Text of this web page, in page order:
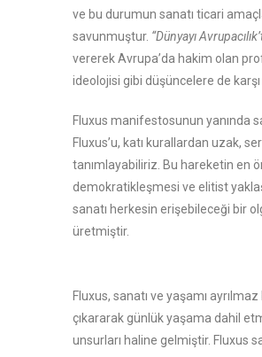
ve bu durumun sanatı ticari amaçlar
savunmuştur. “Dünyayı
vererek Avrupa’da hakim olan
ideolojisi gibi düşüncelere de
Fluxus manifestosunun yanında
Fluxus’u, katı kurallardan uzak,
tanımlayabiliriz. Bu hareketin en
demokratikleşmesi ve elitist
sanatı herkesin erişebileceği bir
üretmiştir.
Fluxus, sanatı ve yaşamı
çıkararak günlük yaşama dahil
unsurları haline gelmiştir. Fluxus